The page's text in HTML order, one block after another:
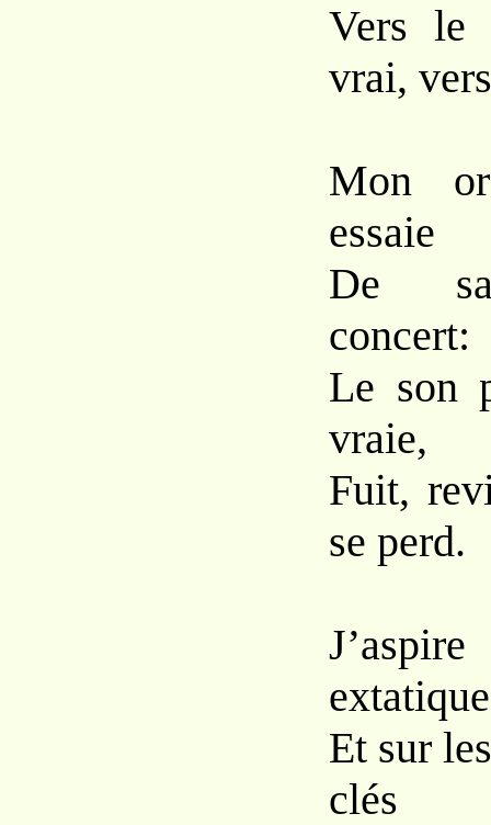
Vers le
vrai,
Mon
essaie
De
concert:
Le son
vraie,
Fuit,
se perd.
Et sur
clés